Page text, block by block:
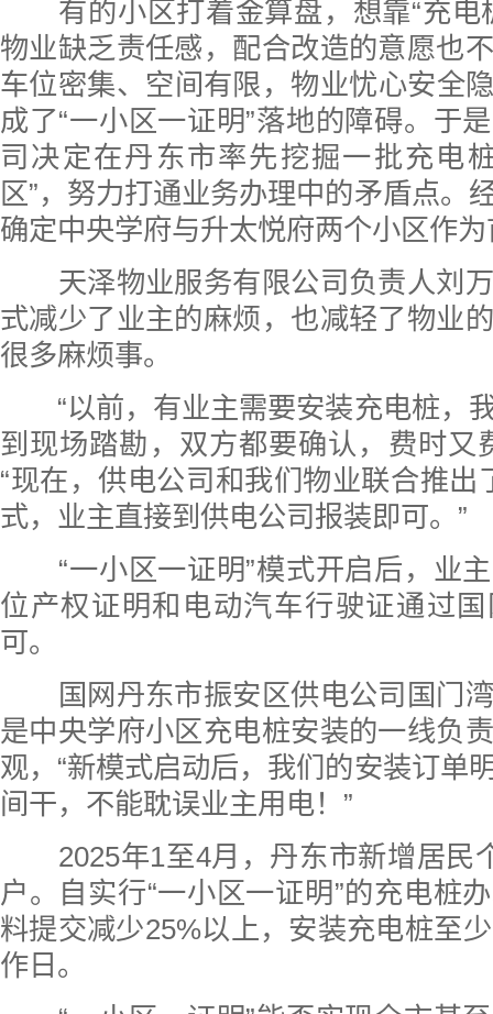
有的小区打着金算盘，想靠“充电
物业缺乏责任感，配合改造的意愿也
车位密集、空间有限，物业忧心安
成了“一小区一证明”落地的障碍。于
司决定在丹东市率先挖掘一批充电
区”，努力打通业务办理中的矛盾点。
确定中央学府与升太悦府两个小区作
天泽物业服务有限公司负责人刘万
式减少了业主的麻烦，也减轻了物业
很多麻烦事。
“以前，有业主需要安装充电桩，
到现场踏勘，双方都要确认，费时又
“现在，供电公司和我们物业联合推出
式，业主直接到供电公司报装即可。”
“一小区一证明”模式开启后，业主
位产权证明和电动汽车行驶证通过
可。
国网丹东市振安区供电公司国门湾
是中央学府小区充电桩安装的一线负
观，“新模式启动后，我们的安装订单
间干，不能耽误业主用电！”
2025年1至4月，丹东市新增居民
户。自实行“一小区一证明”的充电桩
料提交减少25%以上，安装充电桩至
作日。